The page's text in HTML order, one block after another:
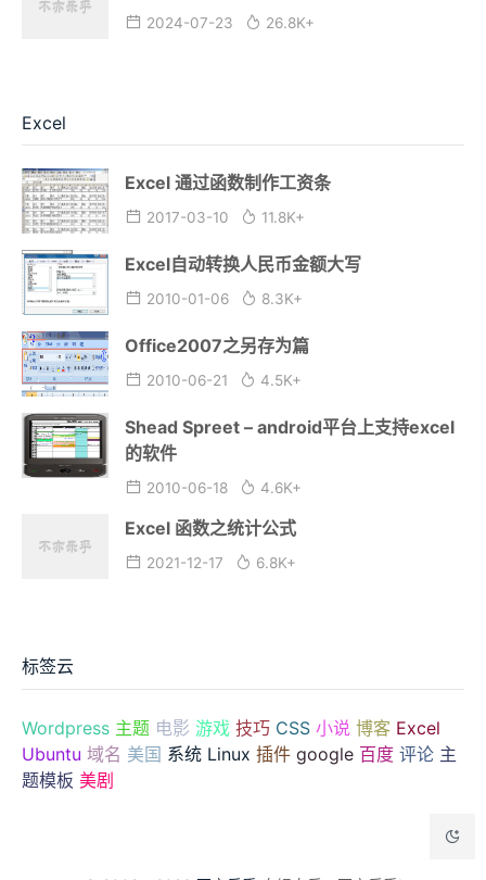
2024-07-23 26.8K+
Excel
Excel 通过函数制作工资条
2017-03-10 11.8K+
Excel自动转换人民币金额大写
2010-01-06 8.3K+
Office2007之另存为篇
2010-06-21 4.5K+
Shead Spreet – android平台上支持excel
的软件
2010-06-18 4.6K+
Excel 函数之统计公式
2021-12-17 6.8K+
标签云
Wordpress 主题 电影 游戏 技巧 CSS 小说 博客 Excel
Ubuntu 域名 美国 系统 Linux 插件 google 百度 评论 主
题模板 美剧